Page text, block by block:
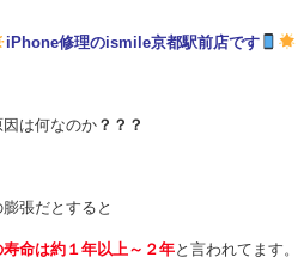
iPhone修理のismile京都駅前店です
は何なのか？？？
張だとすると
命は約１年以上～２年と言われてます。